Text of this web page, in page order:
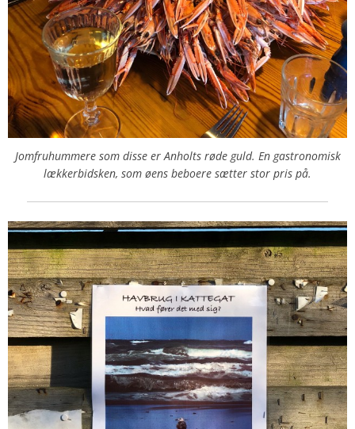
Jomfruhummere som disse er Anholts røde guld. En gastronomisk
lækkerbidsken, som øens beboere sætter stor pris på.